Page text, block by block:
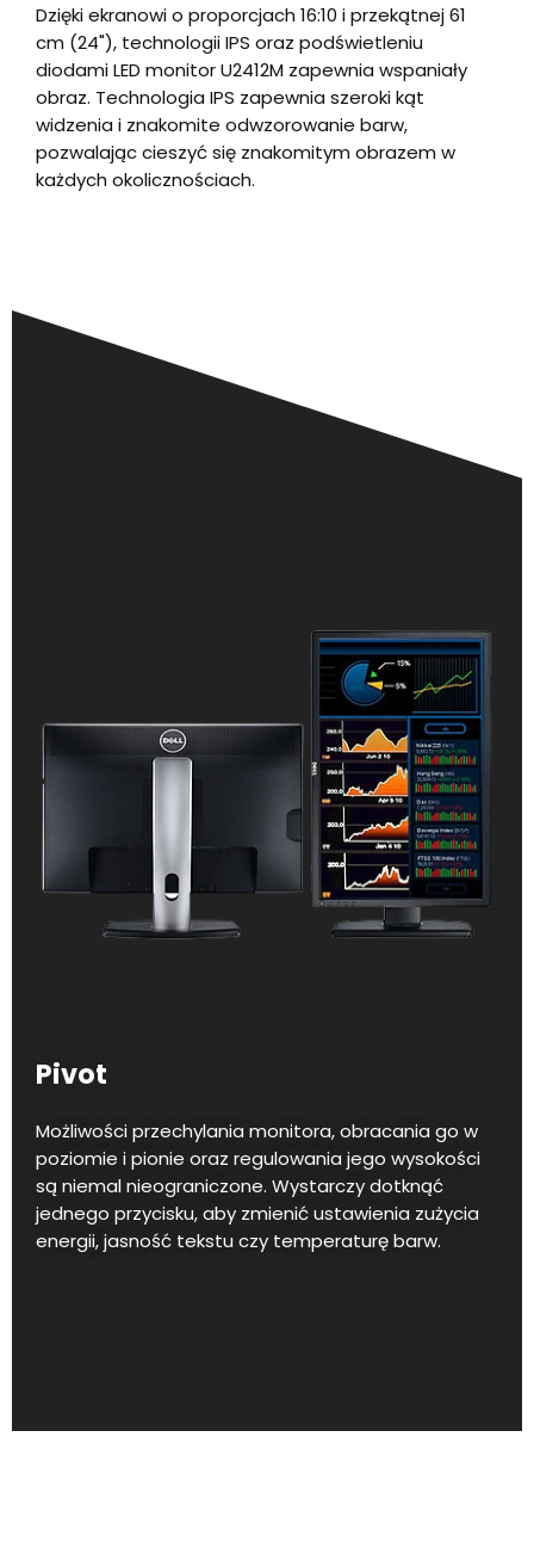
Dzięki ekranowi o proporcjach 16:10 i przekątnej 61
cm (24"), technologii IPS oraz podświetleniu
diodami LED monitor U2412M zapewnia wspaniały
obraz. Technologia IPS zapewnia szeroki kąt
widzenia i znakomite odwzorowanie barw,
pozwalając cieszyć się znakomitym obrazem w
każdych okolicznościach.
Pivot
Możliwości przechylania monitora, obracania go w
poziomie i pionie oraz regulowania jego wysokości
są niemal nieograniczone. Wystarczy dotknąć
jednego przycisku, aby zmienić ustawienia zużycia
energii, jasność tekstu czy temperaturę barw.